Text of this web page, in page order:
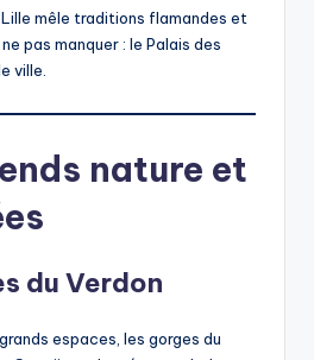
mêle traditions flamandes et
pas manquer : le Palais des
ville.
nature et
du Verdon
espaces, les gorges du